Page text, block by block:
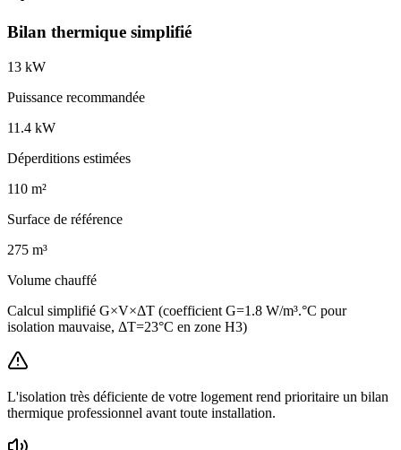
Bilan thermique simplifié
13 kW
Puissance recommandée
11.4 kW
Déperditions estimées
110 m²
Surface de référence
275 m³
Volume chauffé
Calcul simplifié G×V×ΔT (coefficient G=1.8 W/m³.°C pour
isolation mauvaise, ΔT=23°C en zone H3)
L'isolation très déficiente de votre logement rend prioritaire un bilan
thermique professionnel avant toute installation.